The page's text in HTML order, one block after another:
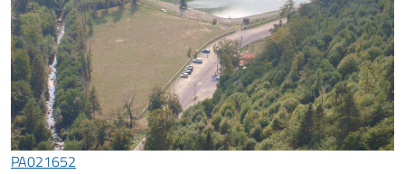
PA021652